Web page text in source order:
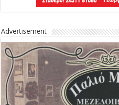
Advertisement